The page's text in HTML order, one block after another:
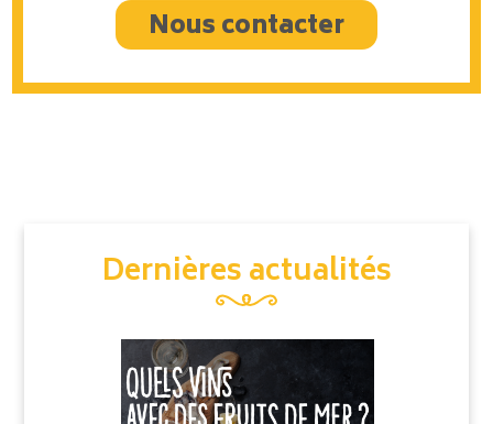
Nous contacter
Dernières actualités